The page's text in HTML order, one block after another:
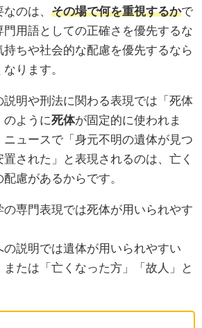
のは、 その場で何を重視するかで
用語としての正確さを優先するな
持ちや社会的な配慮を優先するなら
ります。
説明や刑法に関わる表現では「死体
のように死体が固定的に使われま
ュースで「身元不明の遺体が見つ
された」と表現されるのは、亡く
慮があるからです。
専門表現では死体が用いられやす
説明では遺体が用いられやすい
または「亡くなった方」「故人」と